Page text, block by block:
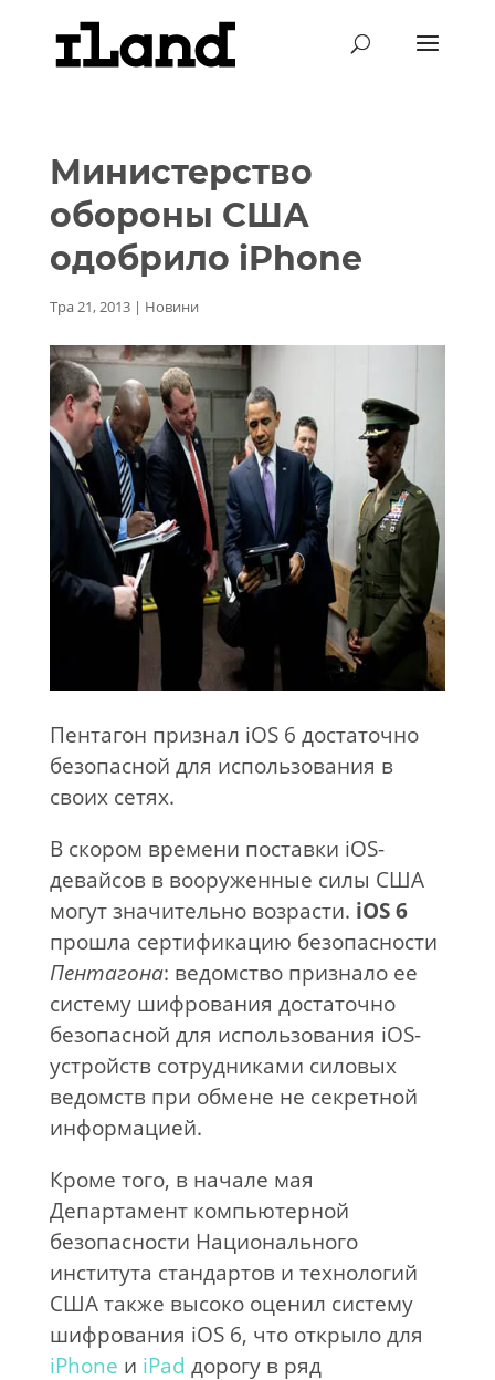
Министерство
обороны США
одобрило iPhone
Тра 21, 2013| Новини
Пентагон признал iOS 6 достаточно
безопасной для использования в
своих сетях.
В скором времени поставки iOS-
девайсов в вооруженные силы США
могут значительно возрасти. iOS 6
прошла сертификацию безопасности
Пентагона: ведомство признало ее
систему шифрования достаточно
безопасной для использования iOS-
устройств сотрудниками силовых
ведомств при обмене не секретной
информацией.
Кроме того, в начале мая
Департамент компьютерной
безопасности Национального
института стандартов и технологий
США также высоко оценил систему
шифрования iOS 6, что открыло для
iPhone и iPad дорогу в ряд